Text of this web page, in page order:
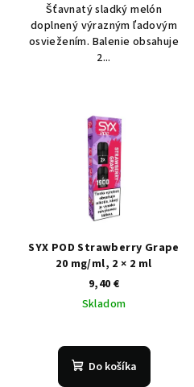
Šťavnatý sladký melón
doplnený výrazným ľadovým
osviežením. Balenie obsahuje
2...
SYX POD Strawberry Grape
20 mg/ml, 2 × 2 ml
9,40 €
Skladom
Do košíka